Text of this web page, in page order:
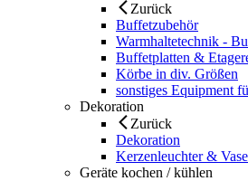
Zurück
Buffetzubehör
Warmhaltetechnik -
Buffetplatten &
Körbe in div. Größen
sonstiges Equipment
Dekoration
Zurück
Dekoration
Kerzenleuchter &
Geräte kochen / kühlen